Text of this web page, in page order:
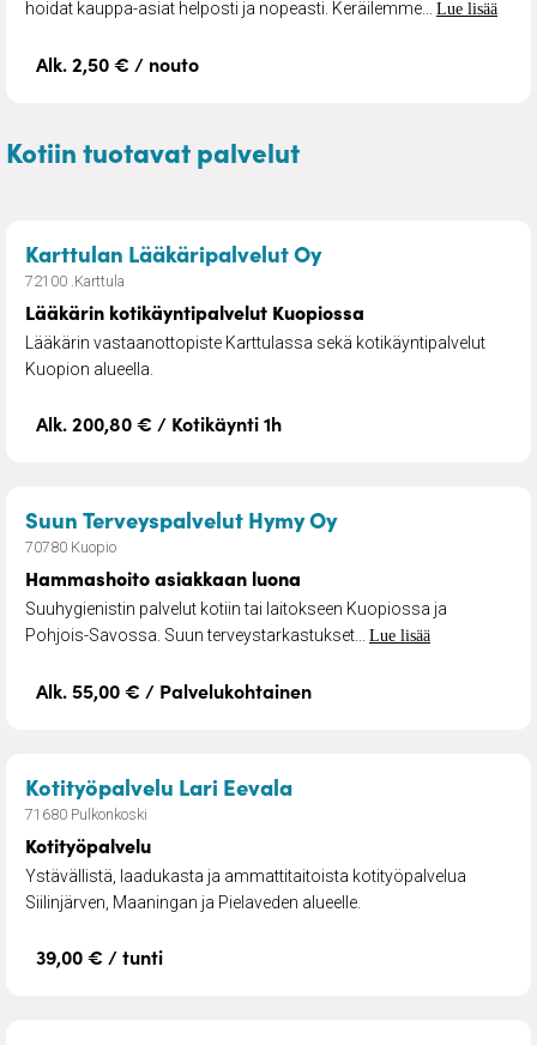
hoidat kauppa-asiat helposti ja nopeasti. Keräilemme... Lue lisää
Alk. 2,50 € / nouto
Kotiin tuotavat palvelut
Karttulan Lääkäripalvelut Oy– Lääkärin
72100 .Karttula
Lääkärin kotikäyntipalvelut Kuopiossa
Lääkärin vastaanottopiste Karttulassa sekä kotikäyntipalvelut
Kuopion alueella.
Alk. 200,80 € / Kotikäynti 1h
Suun Terveyspalvelut Hymy Oy– Hammashoito
70780 Kuopio
Hammashoito asiakkaan luona
Suuhygienistin palvelut kotiin tai laitokseen Kuopiossa ja
Pohjois-Savossa. Suun terveystarkastukset... Lue lisää
Alk. 55,00 € / Palvelukohtainen
Kotityöpalvelu Lari Eevala– Kotityöpalvelu
71680 Pulkonkoski
Kotityöpalvelu
Ystävällistä, laadukasta ja ammattitaitoista kotityöpalvelua
Siilinjärven, Maaningan ja Pielaveden alueelle.
39,00 € / tunti